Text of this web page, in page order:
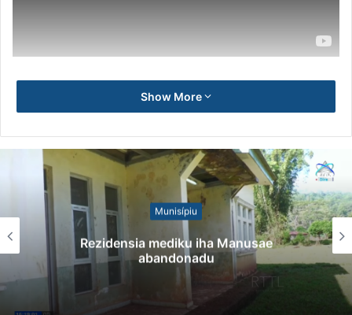
Show More
Munisípiu
Rezidensia mediku iha Manusae
abandonadu